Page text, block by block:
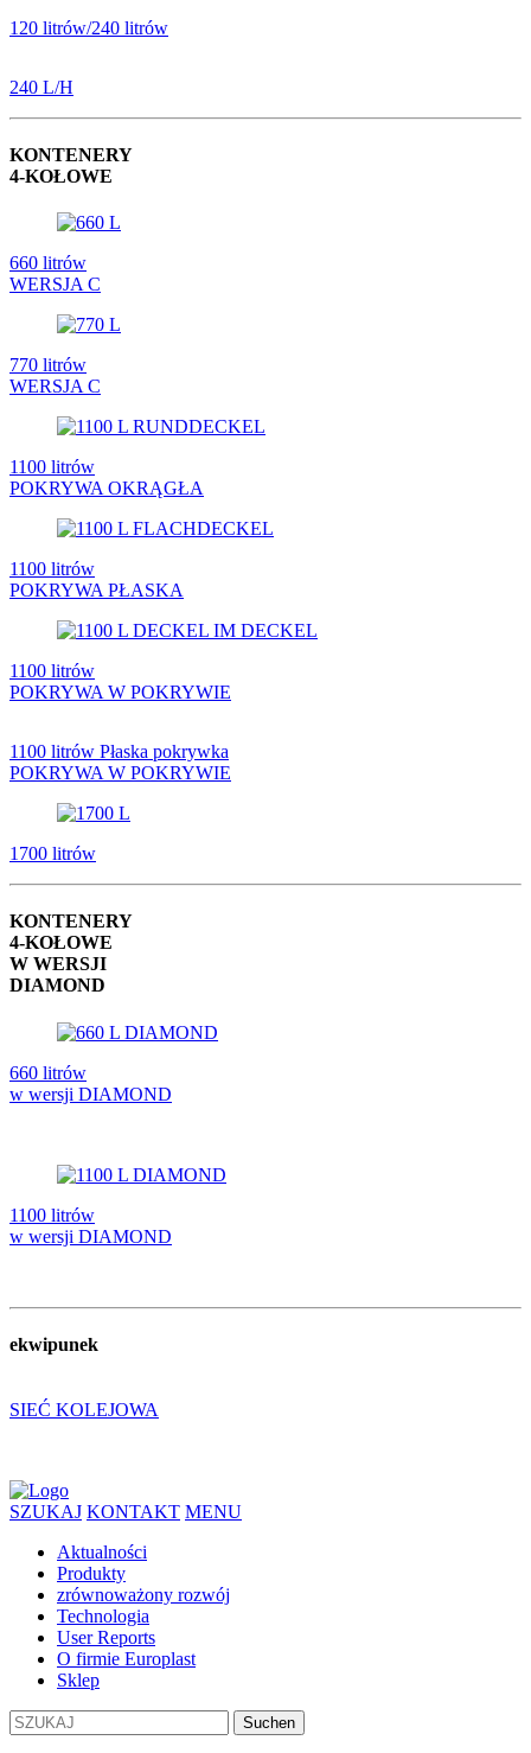
120 litrów/240 litrów
240 L/H
KONTENERY
4-KOŁOWE
660 litrów
WERSJA C
770 litrów
WERSJA C
1100 litrów
POKRYWA OKRĄGŁA
1100 litrów
POKRYWA PŁASKA
1100 litrów
POKRYWA W POKRYWIE
1100 litrów Płaska pokrywka
POKRYWA W POKRYWIE
1700 litrów
KONTENERY
4-KOŁOWE
W WERSJI
DIAMOND
660 litrów
w wersji DIAMOND
1100 litrów
w wersji DIAMOND
ekwipunek
SIEĆ KOLEJOWA
SZUKAJ KONTAKT MENU
Aktualności
Produkty
zrównoważony rozwój
Technologia
User Reports
O firmie Europlast
Sklep